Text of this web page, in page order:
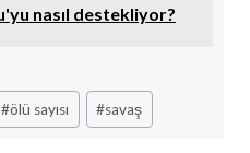
nasıl destekliyor?
#ölü sayısı #savaş